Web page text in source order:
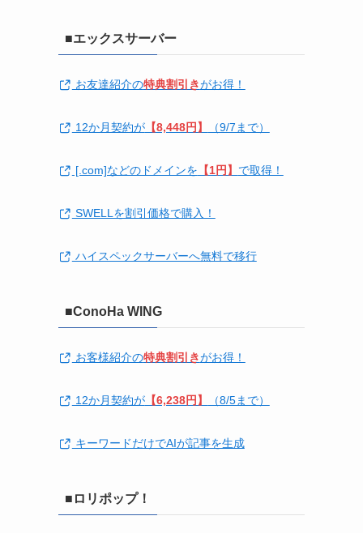
■エックスサーバー
お友達紹介の特典割引きがお得！
12か月契約が【8,448円】 （9/7まで）
[.com]などのドメインを 【1円】 で取得！
SWELLを割引価格で購入！
ハイスペックサーバーへ無料で移行
■ConoHa WING
お客様紹介の特典割引きがお得！
12か月契約が【6,238円】 （8/5まで）
キーワードだけでAIが記事を生成
■ロリポップ！